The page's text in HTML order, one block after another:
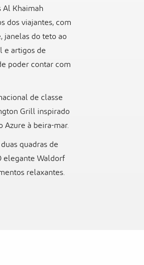
Khaimah
dos viajantes, com
janelas do teto ao
e artigos de
poder contar com
de classe
Grill inspirado
Azure à beira-mar.
quadras de
elegante Waldorf
relaxantes.